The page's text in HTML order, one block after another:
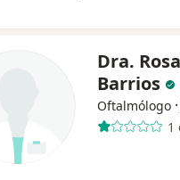
Dra.
Barrios
Oftalmólogo ·
1